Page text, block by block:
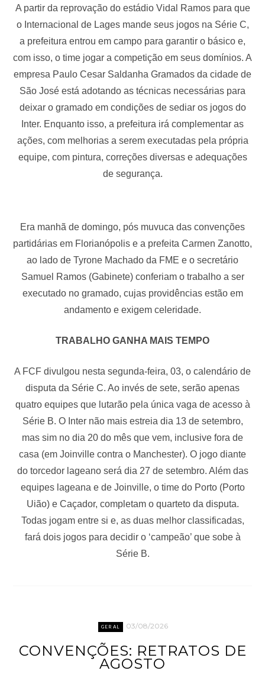
A partir da reprovação do estádio Vidal Ramos para que
o Internacional de Lages mande seus jogos na Série C,
a prefeitura entrou em campo para garantir o básico e,
com isso, o time jogar a competição em seus domínios. A
empresa Paulo Cesar Saldanha Gramados da cidade de
São José está adotando as técnicas necessárias para
deixar o gramado em condições de sediar os jogos do
Inter. Enquanto isso, a prefeitura irá complementar as
ações, com melhorias a serem executadas pela própria
equipe, com pintura, correções diversas e adequações
de segurança.
Era manhã de domingo, pós muvuca das convenções
partidárias em Florianópolis e a prefeita Carmen Zanotto,
ao lado de Tyrone Machado da FME e o secretário
Samuel Ramos (Gabinete) conferiam o trabalho a ser
executado no gramado, cujas providências estão em
andamento e exigem celeridade.
TRABALHO GANHA MAIS TEMPO
A FCF divulgou nesta segunda-feira, 03, o calendário de
disputa da Série C. Ao invés de sete, serão apenas
quatro equipes que lutarão pela única vaga de acesso à
Série B. O Inter não mais estreia dia 13 de setembro,
mas sim no dia 20 do mês que vem, inclusive fora de
casa (em Joinville contra o Manchester). O jogo diante
do torcedor lageano será dia 27 de setembro. Além das
equipes lageana e de Joinville, o time do Porto (Porto
Uião) e Caçador, completam o quarteto da disputa.
Todas jogam entre si e, as duas melhor classificadas,
fará dois jogos para decidir o ‘campeão’ que sobe à
Série B.
GERAL 03/08/2026
CONVENÇÕES: RETRATOS DE
AGOSTO